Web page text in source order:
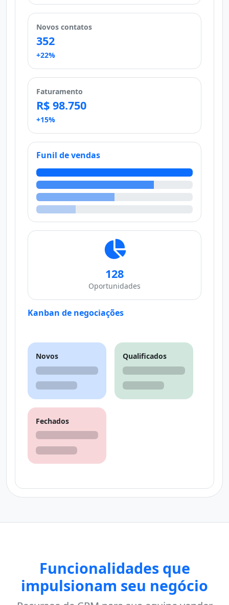
Novos contatos
352
+22%
Faturamento
R$ 98.750
+15%
Funil de vendas
128
Oportunidades
Kanban de negociações
Novos Qualificados
Fechados
Funcionalidades que
impulsionam seu negócio